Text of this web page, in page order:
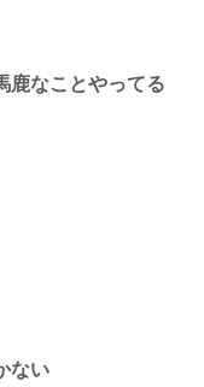
鹿なことやってる
ない